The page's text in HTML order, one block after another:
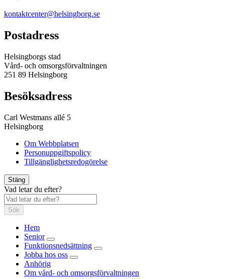
kontaktcenter@helsingborg.se
Postadress
Helsingborgs stad
Vård- och omsorgsförvaltningen
251 89 Helsingborg
Besöksadress
Carl Westmans allé 5
Helsingborg
Om Webbplatsen
Personuppgiftspolicy
Tillgänglighetsredogörelse
Stäng
Vad letar du efter?
Sök
Hem
Senior
Funktionsnedsättning
Jobba hos oss
Anhörig
Om vård- och omsorgsförvaltningen